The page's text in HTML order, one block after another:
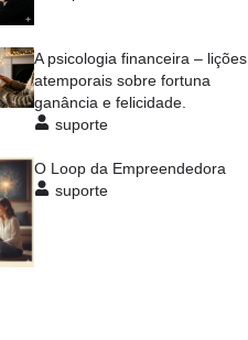
A psicologia financeira – lições
atemporais sobre fortuna
ganância e felicidade.
suporte
O Loop da Empreendedora
suporte